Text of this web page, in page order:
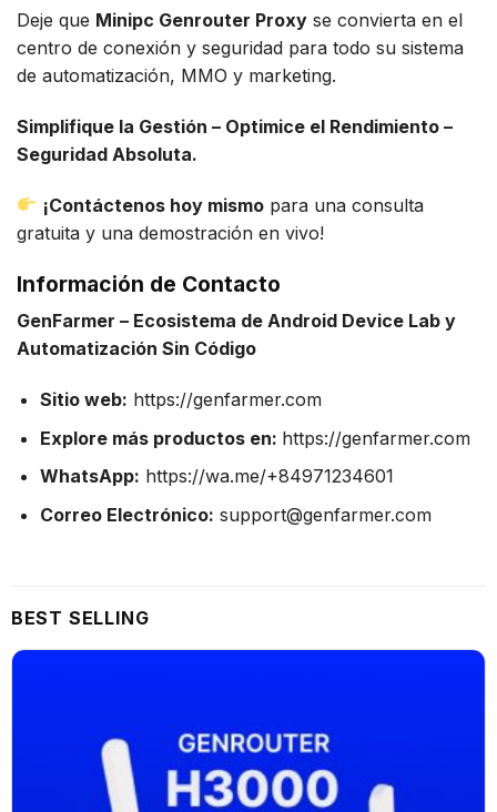
Deje que Minipc Genrouter Proxy se convierta en el
centro de conexión y seguridad para todo su sistema
de automatización, MMO y marketing.
Simplifique la Gestión – Optimice el Rendimiento –
Seguridad Absoluta.
¡Contáctenos hoy mismo para una consulta
gratuita y una demostración en vivo!
Información de Contacto
GenFarmer – Ecosistema de Android Device Lab y
Automatización Sin Código
Sitio web: https://genfarmer.com
Explore más productos en: https://genfarmer.com
WhatsApp: https://wa.me/+84971234601
Correo Electrónico: support@genfarmer.com
BEST SELLING